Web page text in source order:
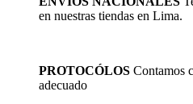
en nuestras tiendas en Lima.
PROTOCÓLOS Contamos
adecuado